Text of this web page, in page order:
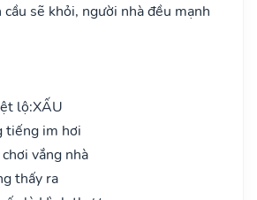
sẽ khỏi, người nhà đều mạnh
lộ:XẤU
tiếng im hơi
vắng nhà
thấy ra